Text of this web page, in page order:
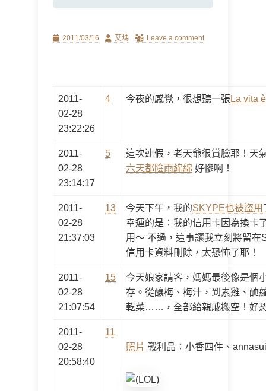
Posted2011/03/16 Author
艾瑪 Leave a comment
2011-
02-28
23:22:26
4 今夜的感覺，很想聽一張La vita
2011-
02-28
23:14:17
5
這次連假，老天爺很賞臉耶！天
六天都陰雨綿綿 好慘啊！
2011-
02-28
21:37:03
13 今天下午，我的SKYPE也被盜用
幸運的是：我的信用卡因為換卡
用～ 不過，這事讓我立刻將留
信用卡資料刪除，太恐怖了耶！
2011-
02-28
21:07:54
15
今天娘家請客，媽媽最後像是個
存。從釀梅、梅汁，到素雞、醃
乾菜……，全部給親戚搬空！好
2011-
02-28
20:58:40
11
照片 戰利品：小香四件、